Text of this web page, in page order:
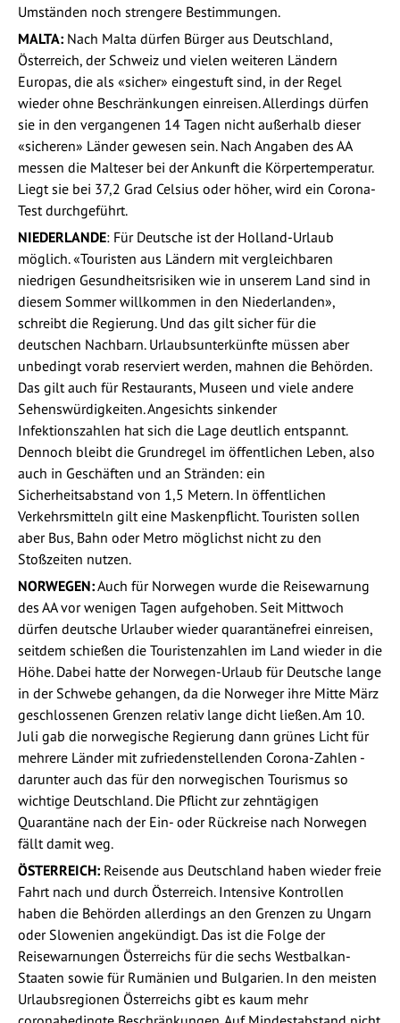
Umständen noch strengere Bestimmungen.
MALTA: Nach Malta dürfen Bürger aus Deutschland,
Österreich, der Schweiz und vielen weiteren Ländern
Europas, die als «sicher» eingestuft sind, in der Regel
wieder ohne Beschränkungen einreisen. Allerdings dürfen
sie in den vergangenen 14 Tagen nicht außerhalb dieser
«sicheren» Länder gewesen sein. Nach Angaben des AA
messen die Malteser bei der Ankunft die Körpertemperatur.
Liegt sie bei 37,2 Grad Celsius oder höher, wird ein Corona-
Test durchgeführt.
NIEDERLANDE: Für Deutsche ist der Holland-Urlaub
möglich. «Touristen aus Ländern mit vergleichbaren
niedrigen Gesundheitsrisiken wie in unserem Land sind in
diesem Sommer willkommen in den Niederlanden»,
schreibt die Regierung. Und das gilt sicher für die
deutschen Nachbarn. Urlaubsunterkünfte müssen aber
unbedingt vorab reserviert werden, mahnen die Behörden.
Das gilt auch für Restaurants, Museen und viele andere
Sehenswürdigkeiten. Angesichts sinkender
Infektionszahlen hat sich die Lage deutlich entspannt.
Dennoch bleibt die Grundregel im öffentlichen Leben, also
auch in Geschäften und an Stränden: ein
Sicherheitsabstand von 1,5 Metern. In öffentlichen
Verkehrsmitteln gilt eine Maskenpflicht. Touristen sollen
aber Bus, Bahn oder Metro möglichst nicht zu den
Stoßzeiten nutzen.
NORWEGEN:Auch für Norwegen wurde die Reisewarnung
des AA vor wenigen Tagen aufgehoben. Seit Mittwoch
dürfen deutsche Urlauber wieder quarantänefrei einreisen,
seitdem schießen die Touristenzahlen im Land wieder in die
Höhe. Dabei hatte der Norwegen-Urlaub für Deutsche lange
in der Schwebe gehangen, da die Norweger ihre Mitte März
geschlossenen Grenzen relativ lange dicht ließen. Am 10.
Juli gab die norwegische Regierung dann grünes Licht für
mehrere Länder mit zufriedenstellenden Corona-Zahlen -
darunter auch das für den norwegischen Tourismus so
wichtige Deutschland. Die Pflicht zur zehntägigen
Quarantäne nach der Ein- oder Rückreise nach Norwegen
fällt damit weg.
ÖSTERREICH: Reisende aus Deutschland haben wieder freie
Fahrt nach und durch Österreich. Intensive Kontrollen
haben die Behörden allerdings an den Grenzen zu Ungarn
oder Slowenien angekündigt. Das ist die Folge der
Reisewarnungen Österreichs für die sechs Westbalkan-
Staaten sowie für Rumänien und Bulgarien. In den meisten
Urlaubsregionen Österreichs gibt es kaum mehr